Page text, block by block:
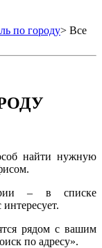
по городу> Все
найти нужную
– в списке
рядом с вашим
по адресу».